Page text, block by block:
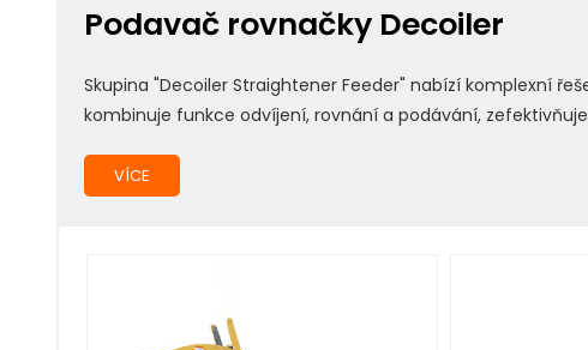
Podavač rovnačky Decoiler
Skupina "Decoiler Straightener Feeder" nabízí komplexní
kombinuje funkce odvíjení, rovnání a podávání,
VÍCE